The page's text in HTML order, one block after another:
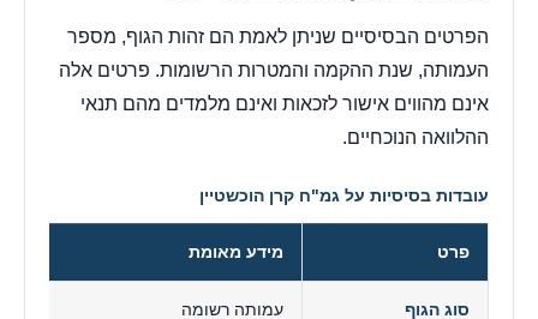
הפרטים הבסיסיים שניתן לאמת הם זהות הגוף, מספר
העמותה, שנת ההקמה והמטרות הרשומות. פרטים אלה
אינם מהווים אישור לזכאות ואינם מלמדים מהם תנאי
ההלוואה הנוכחיים.
עובדות בסיסיות על גמ"ח קרן הוכשטיין
פרט מידע מאומת
סוג הגוף עמותה רשומה